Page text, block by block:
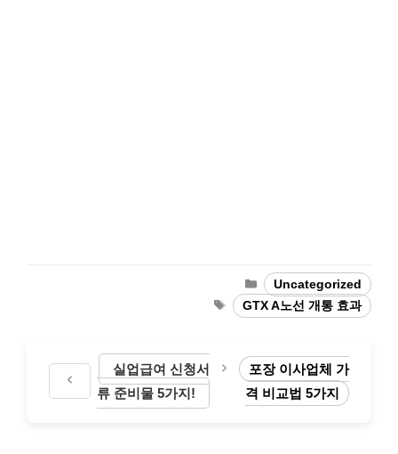
Categories
Uncategorized
Tags
GTX A노선 개통 효과
실업급여 신청서
류 준비물 5가지!
포장 이사업체 가
격 비교법 5가지